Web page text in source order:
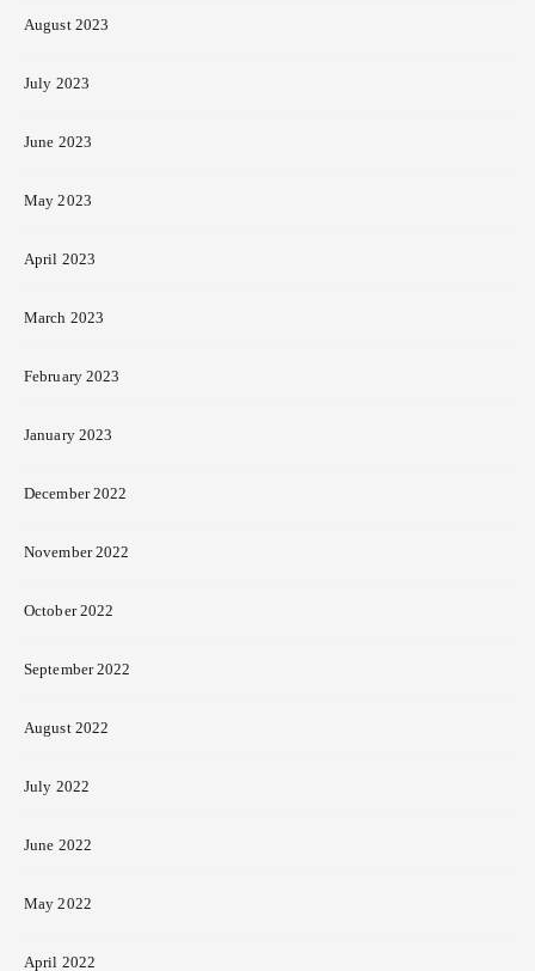
August 2023
July 2023
June 2023
May 2023
April 2023
March 2023
February 2023
January 2023
December 2022
November 2022
October 2022
September 2022
August 2022
July 2022
June 2022
May 2022
April 2022